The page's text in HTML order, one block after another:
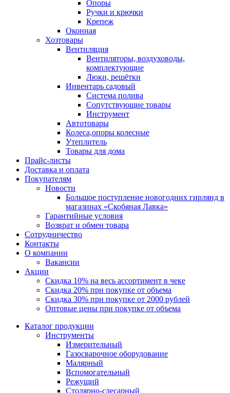
Опоры
Ручки и крючки
Крепеж
Оконная
Хозтовары
Вентиляция
Вентиляторы, воздуховоды,
комплектующие
Люки, решётки
Инвентарь садовый
Система полива
Сопутствующие товары
Инструмент
Автотовары
Колеса,опоры колесные
Утеплитель
Товары для дома
Прайс-листы
Доставка и оплата
Покупателям
Новости
Большое поступление новогодних гирлянд в
магазинах «Скобяная Лавка»
Гарантийные условия
Возврат и обмен товара
Сотрудничество
Контакты
О компании
Вакансии
Акции
Скидка 10% на весь ассортимент в чеке
Скидка 20% при покупке от объема
Скидка 30% при покупке от 2000 рублей
Оптовые цены при покупке от объема
Каталог продукции
Инструменты
Измерительный
Газосварочное оборудование
Малярный
Вспомогательный
Режущий
Столярно-слесарный